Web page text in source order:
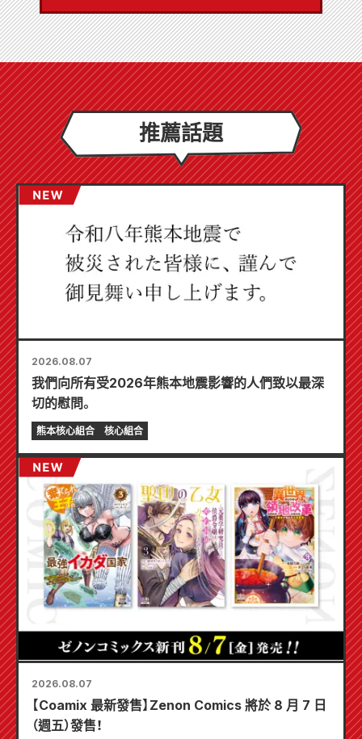
推薦話題
2026.08.07
我們向所有受2026年熊本地震影響的人們致以最深
切的慰問。
熊本核心組合 核心組合
2026.08.07
【Coamix 最新發售】Zenon Comics 將於 8 月 7 日
（週五）發售！